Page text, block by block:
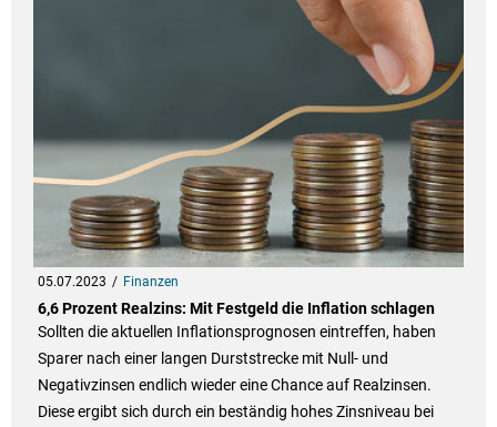
05.07.2023 Finanzen
6,6 Prozent Realzins: Mit Festgeld die Inflation schlagen
Sollten die aktuellen Inflationsprognosen eintreffen, haben
Sparer nach einer langen Durststrecke mit Null- und
Negativzinsen endlich wieder eine Chance auf Realzinsen.
Diese ergibt sich durch ein beständig hohes Zinsniveau bei